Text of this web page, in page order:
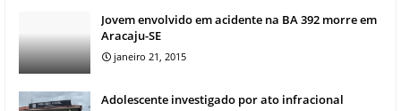
Jovem envolvido em acidente na BA 392 morre em
Aracaju-SE
janeiro 21, 2015
Adolescente investigado por ato infracional